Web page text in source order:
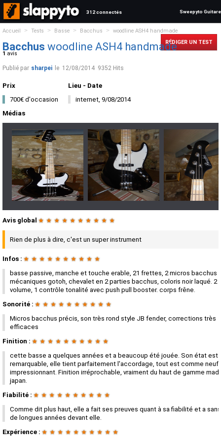
312 connectés Sweepyto Guitare
Accueil > Tests > Basse > Bacchus > woodline ASH4 handmade
Bacchus woodline ASH4 handmade
1 avis
RÉDIGER UN TEST
Publié par sharpei le 12/08/2014 9352 Hits
Prix
700€ d'occasion
Lieu - Date
internet, 9/08/2014
Médias
Avis global ★ ★ ★ ★ ★ ★ ★ ★ ★ ★
Rien de plus à dire, c'est un super instrument
Infos : ★ ★ ★ ★ ★ ★ ★ ★ ★ ★
basse passive, manche et touche erable, 21 frettes, 2 micros bacchus
mécaniques gotoh, chevalet en 2 parties bacchus, coloris noir laqué. 2
volume, 1 contrôle tonalité avec push pull booster. corps frêne.
Sonorité : ★ ★ ★ ★ ★ ★ ★ ★ ★ ★
Micros bacchus précis, son très rond style JB fender, corrections très
efficaces
Finition : ★ ★ ★ ★ ★ ★ ★ ★ ★ ★
cette basse a quelques années et a beaucoup été jouée. Son état est
remarquable, elle tient parfaitement l'accordage, tout est comme neuf ,
impressionnant. Finition irréprochable, vraiment du haut de gamme
japan.
Fiabilité : ★ ★ ★ ★ ★ ★ ★ ★ ★ ★
Comme dit plus haut, elle a fait ses preuves quant à sa fiabilité et a
de longues années devant elle.
Expérience : ★ ★ ★ ★ ★ ★ ★ ★ ★ ★